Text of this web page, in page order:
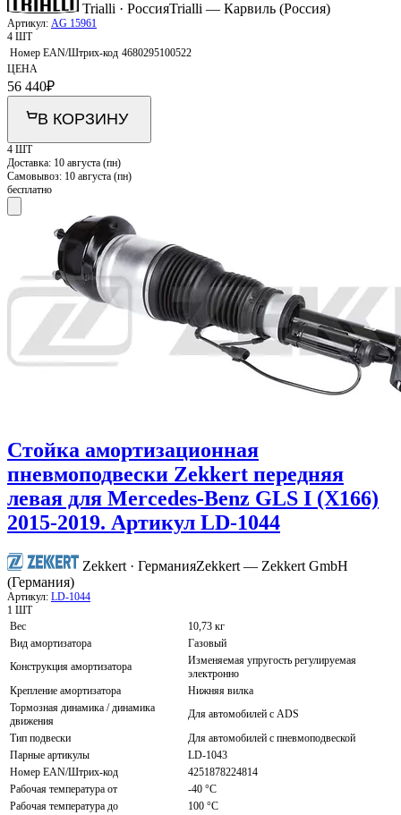
Trialli · РоссияTrialli — Карвиль (Россия)
Артикул: AG 15961
4 ШТ
Номер EAN/Штрих-код 4680295100522
ЦЕНА
56 440₽
В КОРЗИНУ
4 ШТ
Доставка: 10 августа (пн)
Самовывоз: 10 августа (пн)
бесплатно
Стойка амортизационная
пневмоподвески Zekkert передняя
левая для Mercedes-Benz GLS I (X166)
2015-2019. Артикул LD-1044
Zekkert · ГерманияZekkert — Zekkert GmbH
(Германия)
Артикул: LD-1044
1 ШТ
Вес
10,73 кг
Вид амортизатора
Газовый
Конструкция амортизатора
Изменяемая упругость регулируемая
электронно
Крепление амортизатора
Нижняя вилка
Тормозная динамика / динамика
движения
Для автомобилей с ADS
Тип подвески
Для автомобилей с пневмоподвеской
Парные артикулы
LD-1043
Номер EAN/Штрих-код
4251878224814
Рабочая температура от
-40 °С
Рабочая температура до
100 °С